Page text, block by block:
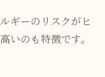
ギーのリスクがヒ
いのも特徴です。